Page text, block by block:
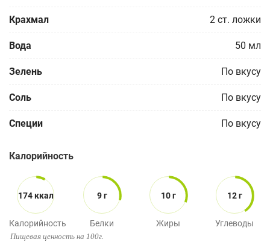
Крахмал 2 ст. ложки
Вода 50 мл
Зелень По вкусу
Соль По вкусу
Специи По вкусу
Калорийность
174 ккал
Калорийность
9 г
Белки
10 г
Жиры
12 г
Углеводы
Пищевая ценность на 100г.